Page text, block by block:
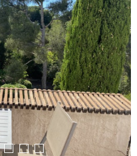
VENDRE
BIEN AU
CONTACT